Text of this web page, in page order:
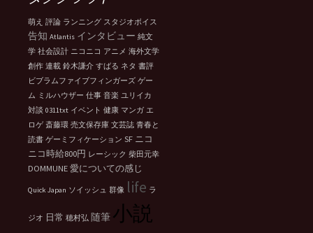
萌え 評論 ランニング スタジオボイス
告知 Atlantis インタビュー 純文
学 社会設計 ニコニコ アニメ 海外文学
創作 連載 鈴木謙介 すばる ネタ 書評
ビブラムファイブフィンガーズ ゲー
ム ミルハウザー 仕事 音楽 ユリイカ
対談 0311txt イベント 健康 マンガ エ
ロゲ 斎藤環 売文保存庫 文芸誌 青春と
読書 ゲーミフィケーション SF ニコ
ニコ時給800円 レーシック 柴田元幸
DOMMUNE 愛についての感じ
Quick Japan ソイッシュ 群像 life ラ
ジオ 日常 穂村弘 随筆 小説